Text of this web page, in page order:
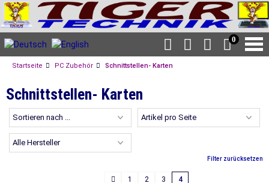
0
Startseite PC Zubehör Schnittstellen- Karten
Schnittstellen- Karten
Filter zurücksetzen
1 2 3 4